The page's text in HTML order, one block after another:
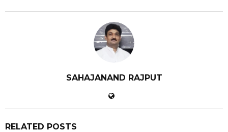
SAHAJANAND RAJPUT
RELATED POSTS